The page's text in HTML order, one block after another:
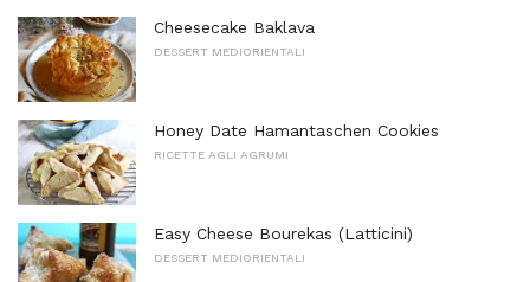
Cheesecake Baklava
DESSERT MEDIORIENTALI
Honey Date Hamantaschen Cookies
RICETTE AGLI AGRUMI
Easy Cheese Bourekas (Latticini)
DESSERT MEDIORIENTALI